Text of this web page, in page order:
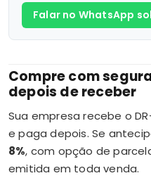
Falar no WhatsApp
Compre com
depois de receber
Sua empresa recebe o
e paga depois. Se
8%, com opção de
emitida em toda venda.